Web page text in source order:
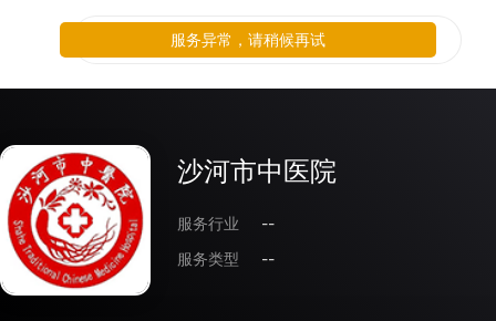
沙河市中医院
服务行业
--
服务类型
--
服务异常，请稍候再试